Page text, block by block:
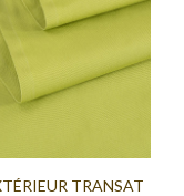
TRANSAT